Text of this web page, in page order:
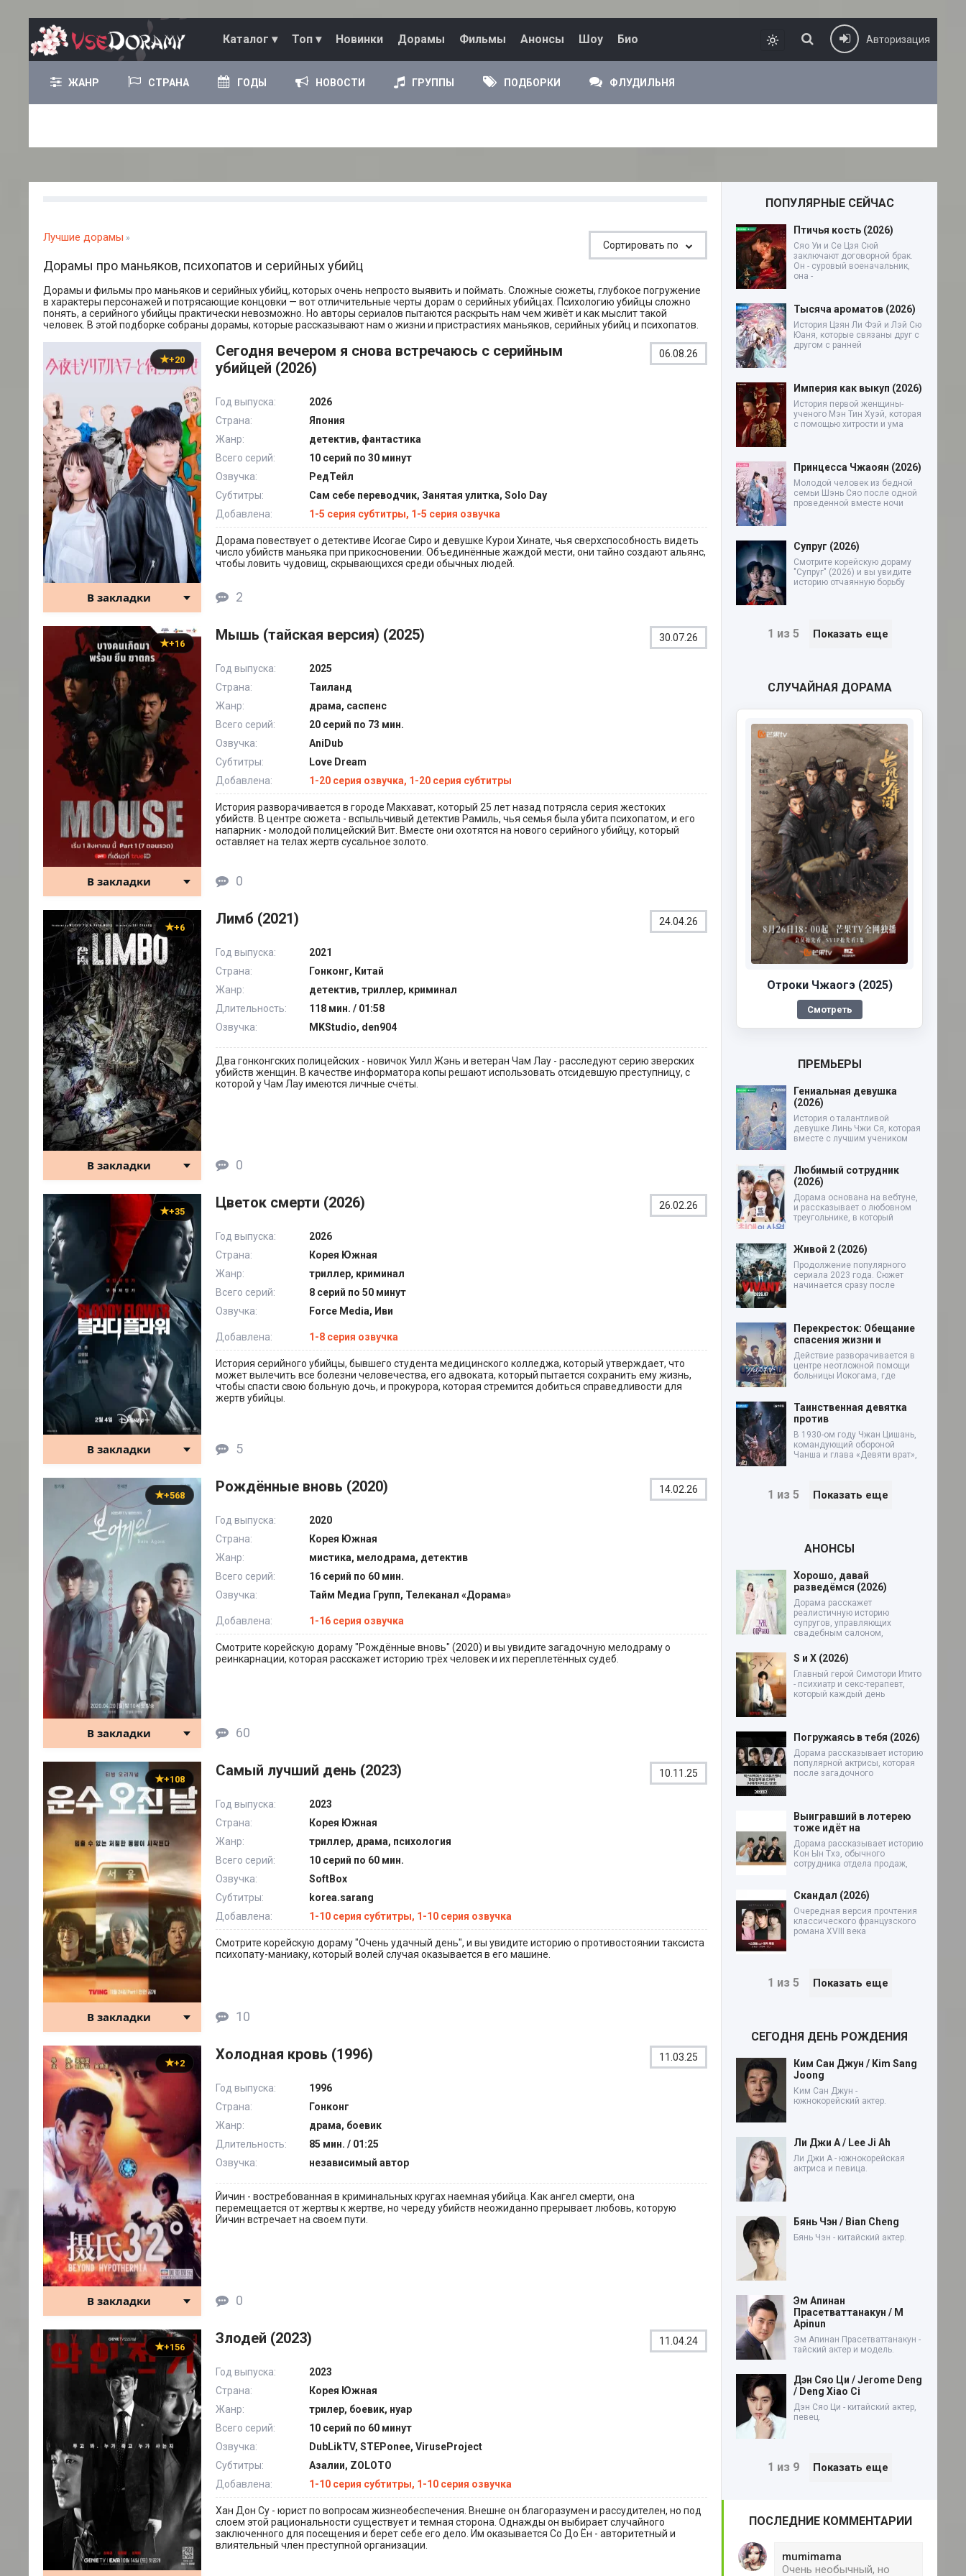
Каталог ▾ Топ ▾ Новинки Дорамы Фильмы Анонсы Шоу Био Авторизация
ЖАНР СТРАНА ГОДЫ НОВОСТИ ГРУППЫ ПОДБОРКИ ФЛУДИЛЬНЯ
Лучшие дорамы »
Дорамы про маньяков, психопатов и серийных убийц
Дорамы и фильмы про маньяков и серийных убийц, которых очень непросто выявить и поймать. Сложные сюжеты, глубокое погружение
в характеры персонажей и потрясающие концовки — вот отличительные черты дорам о серийных убийцах. Психологию убийцы сложно
понять, а серийного убийцы практически невозможно. Но авторы сериалов пытаются раскрыть нам чем живёт и как мыслит такой
человек. В этой подборке собраны дорамы, которые рассказывают нам о жизни и пристрастиях маньяков, серийных убийц и психопатов.
+20
Сегодня вечером я снова встречаюсь с серийным
убийцей (2026)
06.08.26
Год выпуска:
2026
Страна:
Япония
Жанр:
детектив, фантастика
Всего серий:
10 серий по 30 минут
Озвучка:
РедТейл
Субтитры:
Сам себе переводчик, Занятая улитка, Solo Day
Добавлена:
1-5 серия субтитры, 1-5 серия озвучка
Дорама повествует о детективе Исогае Сиро и девушке Курои Хинате, чья сверхспособность видеть
число убийств маньяка при прикосновении. Объединённые жаждой мести, они тайно создают альянс,
чтобы ловить чудовищ, скрывающихся среди обычных людей.
В закладки 2
+16 Мышь (тайская версия) (2025) 30.07.26
Год выпуска:
2025
Страна:
Таиланд
Жанр:
драма, саспенс
Всего серий:
20 серий по 73 мин.
Озвучка:
AniDub
Субтитры:
Love Dream
Добавлена:
1-20 серия озвучка, 1-20 серия субтитры
История разворачивается в городе Макхават, который 25 лет назад потрясла серия жестоких
убийств. В центре сюжета - вспыльчивый детектив Рамиль, чья семья была убита психопатом, и его
напарник - молодой полицейский Вит. Вместе они охотятся на нового серийного убийцу, который
оставляет на телах жертв сусальное золото.
В закладки 0
+6 Лимб (2021) 24.04.26
Год выпуска:
2021
Страна:
Гонконг, Китай
Жанр:
детектив, триллер, криминал
Длительность:
118 мин. / 01:58
Озвучка:
MKStudio, den904
Два гонконгских полицейских - новичок Уилл Жэнь и ветеран Чам Лау - расследуют серию зверских
убийств женщин. В качестве информатора копы решают использовать отсидевшую преступницу, с
которой у Чам Лау имеются личные счёты.
В закладки 0
+35 Цветок смерти (2026) 26.02.26
Год выпуска:
2026
Страна:
Корея Южная
Жанр:
триллер, криминал
Всего серий:
8 серий по 50 минут
Озвучка:
Force Media, Иви
Добавлена: 1-8 серия озвучка
История серийного убийцы, бывшего студента медицинского колледжа, который утверждает, что
может вылечить все болезни человечества, его адвоката, который пытается сохранить ему жизнь,
чтобы спасти свою больную дочь, и прокурора, которая стремится добиться справедливости для
жертв убийцы.
В закладки 5
+568 Рождённые вновь (2020) 14.02.26
Год выпуска:
2020
Страна:
Корея Южная
Жанр:
мистика, мелодрама, детектив
Всего серий:
16 серий по 60 мин.
Озвучка:
Тайм Медиа Групп, Телеканал «Дорама»
Добавлена: 1-16 серия озвучка
Смотрите корейскую дораму "Рождённые вновь" (2020) и вы увидите загадочную мелодраму о
реинкарнации, которая расскажет историю трёх человек и их переплетённых судеб.
В закладки 60
+108 Самый лучший день (2023) 10.11.25
Год выпуска:
2023
Страна:
Корея Южная
Жанр:
триллер, драма, психология
Всего серий:
10 серий по 60 мин.
Озвучка:
SoftBox
Субтитры:
korea.sarang
Добавлена:
1-10 серия субтитры, 1-10 серия озвучка
Смотрите корейскую дораму "Очень удачный день", и вы увидите историю о противостоянии таксиста
психопату-маниаку, который волей случая оказывается в его машине.
В закладки 10
+2 Холодная кровь (1996) 11.03.25
Год выпуска:
1996
Страна:
Гонконг
Жанр:
драма, боевик
Длительность:
85 мин. / 01:25
Озвучка:
независимый автор
Йичин - востребованная в криминальных кругах наемная убийца. Как ангел смерти, она
перемещается от жертвы к жертве, но череду убийств неожиданно прерывает любовь, которую
Йичин встречает на своем пути.
В закладки 0
+156 Злодей (2023) 11.04.24
Год выпуска:
2023
Страна:
Корея Южная
Жанр:
трилер, боевик, нуар
Всего серий:
10 серий по 60 минут
Озвучка:
DubLikTV, STEPonee, ViruseProject
Субтитры:
Азалии, ZOLOTO
Добавлена:
1-10 серия субтитры, 1-10 серия озвучка
Хан Дон Су - юрист по вопросам жизнеобеспечения. Внешне он благоразумен и рассудителен, но под
слоем этой рациональности существует и темная сторона. Однажды он выбирает случайного
заключенного для посещения и берет себе его дело. Им оказывается Со До Ён - авторитетный и
влиятельный член преступной организации.
ПОПУЛЯРНЫЕ СЕЙЧАС
Птичья кость (2026)
Сяо Уи и Се Цзя Сюй
заключают договорной брак.
Он - суровый военачальник,
она -
Тысяча ароматов (2026)
История Цзян Ли Фэй и Лэй Сю
Юаня, которые связаны друг с
другом с ранней
Империя как выкуп (2026)
История первой женщины-
ученого Мэн Тин Хуэй, которая
с помощью хитрости и ума
Принцесса Чжаоян (2026)
Молодой человек из бедной
семьи Шэнь Сяо после одной
проведенной вместе ночи
Супруг (2026)
Смотрите корейскую дораму
"Супруг" (2026) и вы увидите
историю отчаянную борьбу
1 из 5 Показать еще
СЛУЧАЙНАЯ ДОРАМА
Отроки Чжаогэ (2025)
Смотреть
ПРЕМЬЕРЫ
Гениальная девушка
(2026)
История о талантливой
девушке Линь Чжи Ся, которая
вместе с лучшим учеником
Любимый сотрудник
(2026)
Дорама основана на вебтуне,
и рассказывает о любовном
треугольнике, в который
Живой 2 (2026)
Продолжение популярного
сериала 2023 года. Сюжет
начинается сразу после
Перекресток: Обещание
спасения жизни и
Действие разворачивается в
центре неотложной помощи
больницы Иокогама, где
Таинственная девятка
против
В 1930-ом году Чжан Цишань,
командующий обороной
Чанша и глава «Девяти врат»,
1 из 5 Показать еще
АНОНСЫ
Хорошо, давай
разведёмся (2026)
Дорама расскажет
реалистичную историю
супругов, управляющих
свадебным салоном,
S и X (2026)
Главный герой Симотори Итито
- психиатр и секс-терапевт,
который каждый день
Погружаясь в тебя (2026)
Дорама рассказывает историю
популярной актрисы, которая
после загадочного
Выигравший в лотерею
тоже идёт на
Дорама рассказывает историю
Кон Ын Тхэ, обычного
сотрудника отдела продаж,
Скандал (2026)
Очередная версия прочтения
классического французского
романа XVIII века
1 из 5 Показать еще
СЕГОДНЯ ДЕНЬ РОЖДЕНИЯ
Ким Сан Джун / Kim Sang
Joong
Ким Сан Джун -
южнокорейский актер.
Ли Джи А / Lee Ji Ah
Ли Джи А - южнокорейская
актриса и певица.
Бянь Чэн / Bian Cheng
Бянь Чэн - китайский актер.
Эм Апинан
Прасетваттанакун / M
Apinun
Эм Апинан Прасетваттанакун -
тайский актер и модель.
Дэн Сяо Ци / Jerome Deng
/ Deng Xiao Ci
Дэн Сяо Ци - китайский актер,
певец.
1 из 9 Показать еще
ПОСЛЕДНИЕ КОММЕНТАРИИ
mumimama
Очень необычный, но